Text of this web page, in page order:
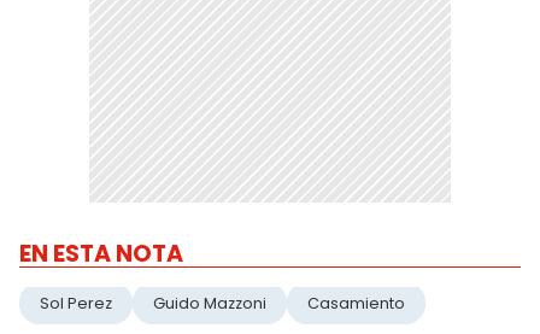
EN ESTA NOTA
Sol Perez Guido Mazzoni Casamiento